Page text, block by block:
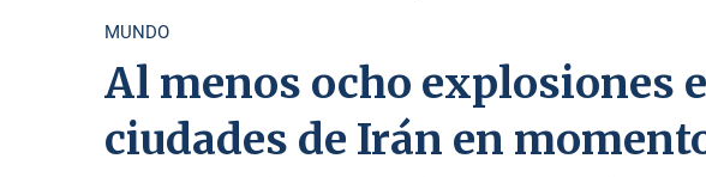
MUNDO
Al menos ocho explosiones
ciudades de Irán en